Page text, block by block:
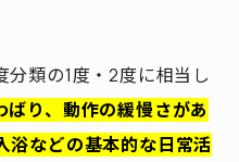
類の1度・2度に相当し
り、動作の緩慢さがあ
浴などの基本的な日常活